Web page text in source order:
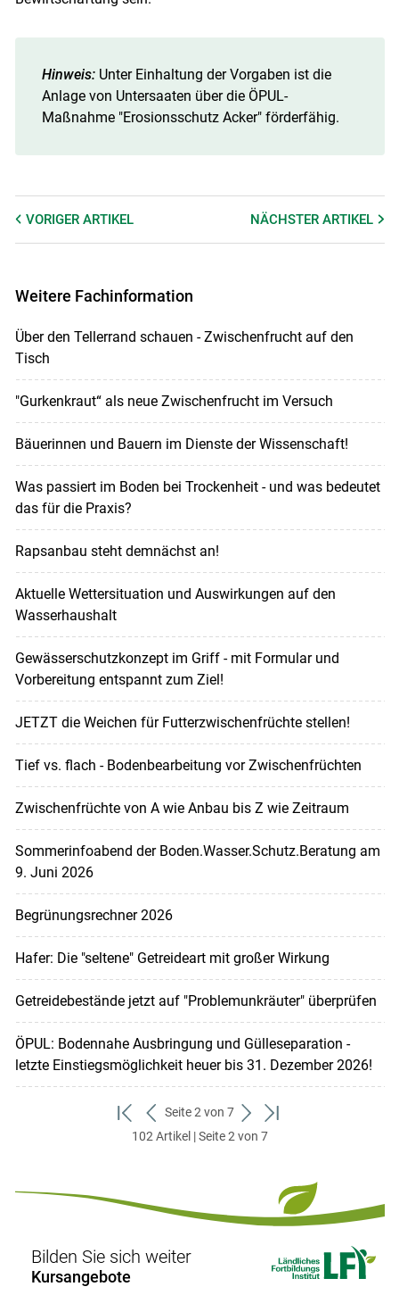
Hinweis: Unter Einhaltung der Vorgaben ist die
Anlage von Untersaaten über die ÖPUL-
Maßnahme "Erosionsschutz Acker" förderfähig.
VORIGER ARTIKEL NÄCHSTERARTIKEL
Weitere Fachinformation
Über den Tellerrand schauen - Zwischenfrucht auf den
Tisch
"Gurkenkraut“ als neue Zwischenfrucht im Versuch
Bäuerinnen und Bauern im Dienste der Wissenschaft!
Was passiert im Boden bei Trockenheit - und was bedeutet
das für die Praxis?
Rapsanbau steht demnächst an!
Aktuelle Wettersituation und Auswirkungen auf den
Wasserhaushalt
Gewässerschutzkonzept im Griff - mit Formular und
Vorbereitung entspannt zum Ziel!
JETZT die Weichen für Futterzwischenfrüchte stellen!
Tief vs. flach - Bodenbearbeitung vor Zwischenfrüchten
Zwischenfrüchte von A wie Anbau bis Z wie Zeitraum
Sommerinfoabend der Boden.Wasser.Schutz.Beratung am
9. Juni 2026
Begrünungsrechner 2026
Hafer: Die "seltene" Getreideart mit großer Wirkung
Getreidebestände jetzt auf "Problemunkräuter" überprüfen
ÖPUL: Bodennahe Ausbringung und Gülleseparation -
letzte Einstiegsmöglichkeit heuer bis 31. Dezember 2026!
zum
ersten
zurück
zum
Seite 2 von 7
weiter
zum
zum
102 Artikel | Seite 2 von 7
Bilden Sie sich weiter
Kursangebote